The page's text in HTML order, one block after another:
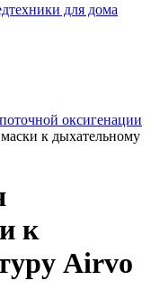
для дома
оксигенации
к дыхательному
к
Airvo